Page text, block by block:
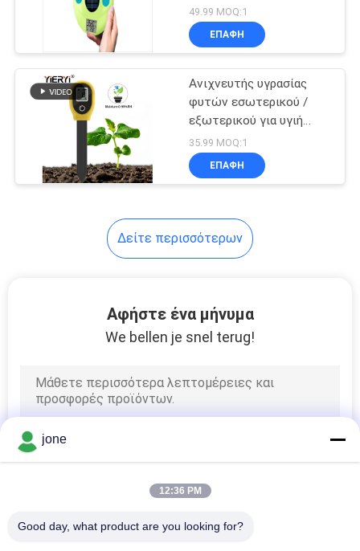
Φορητός μετρητής
υγρασίας
Ψηφιακός
μετρητής οξυγόνου
ψηφιακός
μετρητής ORP
ενέργεια για πισίνες
49.99 MOQ:1
ΕΠΑΦΉ
Ανιχνευτής υγρασίας
φυτών εσωτερικού /
εξωτερικού για υγιή
κηπουρική
35.99 MOQ:1
ΕΠΑΦΉ
Δείτε περισσότερων
Αφήστε ένα μήνυμα
We bellen je snel terug!
jone
12:36 PM
Good day, what product are you looking for?